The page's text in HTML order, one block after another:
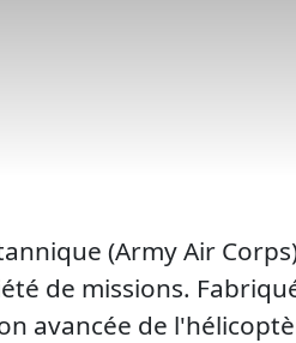
(Army Air
de missions.
avancée de